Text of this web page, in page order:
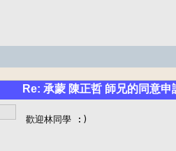
Re: 承蒙 陳正哲 師兄的同意申
歡迎林同學 :)